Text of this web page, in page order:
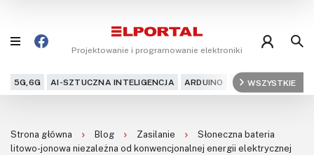
Projektowanie i programowanie elektroniki
5G,6G AI-SZTUCZNA INTELIGENCJA ARDUINO ARM AUDIO
WSZYSTKIE
Projekty
Strona główna Blog Zasilanie
Słoneczna bateria
litowo-jonowa niezależna od konwencjonalnej energii elektrycznej